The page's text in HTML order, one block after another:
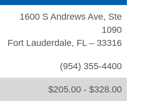
1600 S Andrews Ave, Ste
1090
Fort Lauderdale, FL – 33316
(954) 355-4400
$205.00 - $328.00